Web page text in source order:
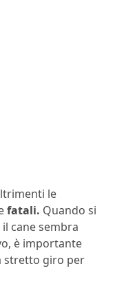
le
fatali. Quando si
cane sembra
è importante
stretto giro per